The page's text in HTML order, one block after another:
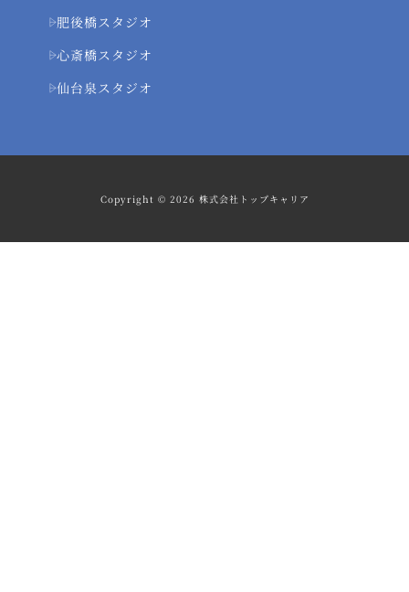
肥後橋スタジオ
心斎橋スタジオ
仙台泉スタジオ
Copyright © 2026 株式会社トップキャリア